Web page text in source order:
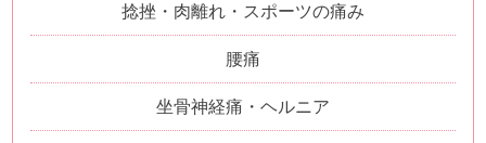
捻挫・肉離れ・スポーツの痛み
腰痛
坐骨神経痛・ヘルニア